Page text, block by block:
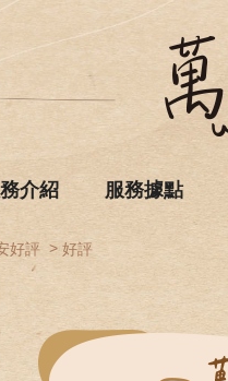
介紹 服務據點
好評 好評